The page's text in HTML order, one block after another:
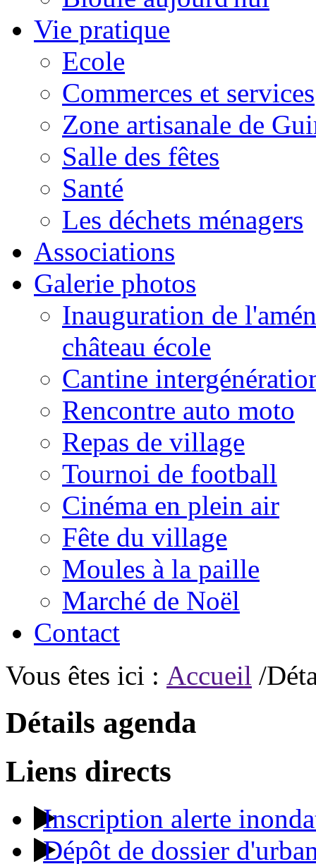
Vie pratique
Ecole
Commerces et services
Zone artisanale de
Salle des fêtes
Santé
Les déchets ménagers
Associations
Galerie photos
Inauguration de
château école
Cantine
Rencontre auto moto
Repas de village
Tournoi de football
Cinéma en plein air
Fête du village
Moules à la paille
Marché de Noël
Contact
Vous êtes ici : Accueil /
Détails agenda
Liens directs
Inscription alerte
Dépôt de dossier